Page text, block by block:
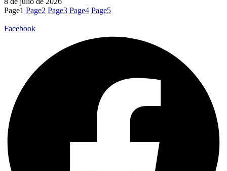
Page1 Page2 Page3 Page4 Page5
Facebook